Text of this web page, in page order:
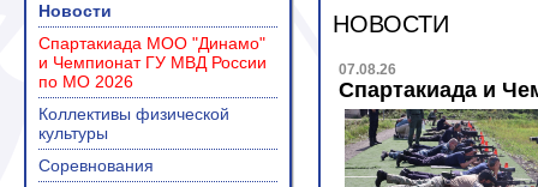
Новости
Спартакиада МОО "Динамо"
и Чемпионат ГУ МВД России
по МО 2026
Коллективы физической
культуры
Соревнования
НОВОСТИ
07.08.26
Спартакиада и